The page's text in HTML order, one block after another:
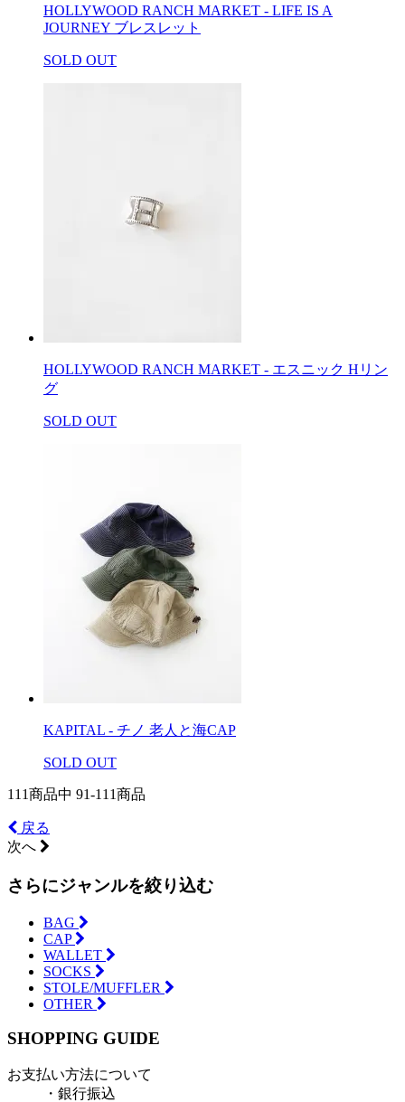
HOLLYWOOD RANCH MARKET - LIFE IS A
JOURNEY ブレスレット
SOLD OUT
HOLLYWOOD RANCH MARKET - エスニック Hリン
グ
SOLD OUT
KAPITAL - チノ 老人と海CAP
SOLD OUT
111商品中 91-111商品
戻る
次へ
さらにジャンルを絞り込む
BAG
CAP
WALLET
SOCKS
STOLE/MUFFLER
OTHER
SHOPPING GUIDE
お支払い方法について
・銀行振込